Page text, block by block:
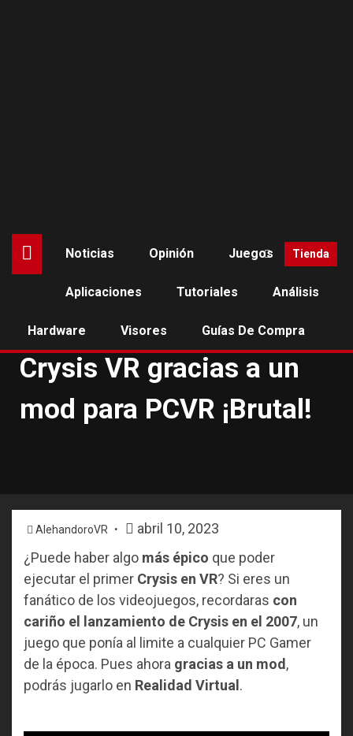
Noticias Opinión Juegos
Aplicaciones Tutoriales Análisis
Hardware Visores Guías De Compra
Tienda
JUEGOS PCVR
Crysis VR gracias a un
mod para PCVR ¡Brutal!
AlehandoroVR
abril 10, 2023
¿Puede haber algo más épico que poder
ejecutar el primer Crysis en VR? Si eres un
fanático de los videojuegos, recordaras con
cariño el lanzamiento de Crysis en el 2007, un
juego que ponía al limite a cualquier PC Gamer
de la época. Pues ahora gracias a un mod ,
podrás jugarlo en Realidad Virtual .